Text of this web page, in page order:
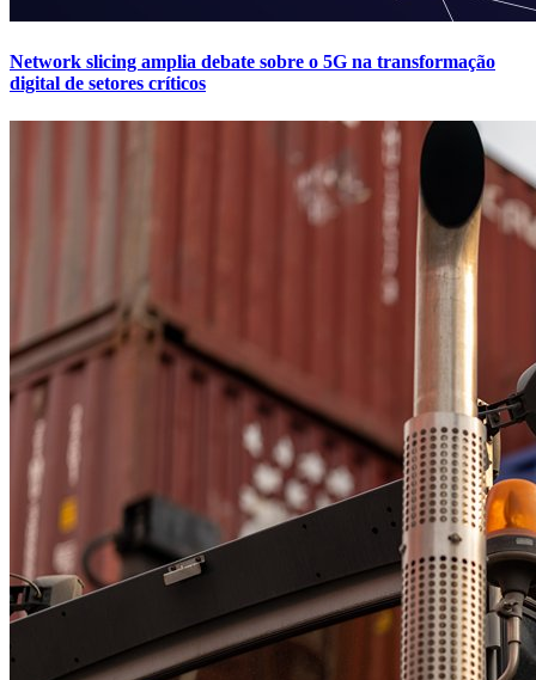
Network slicing amplia debate sobre o 5G na transformação
digital de setores críticos